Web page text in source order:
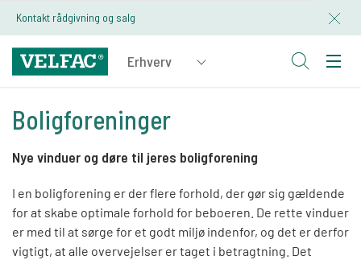
Kontakt rådgivning og salg
Boligforeninger
Nye vinduer og døre til jeres boligforening
I en boligforening er der flere forhold, der gør sig gældende
for at skabe optimale forhold for beboeren. De rette vinduer
er med til at sørge for et godt miljø indenfor, og det er derfor
vigtigt, at alle overvejelser er taget i betragtning. Det